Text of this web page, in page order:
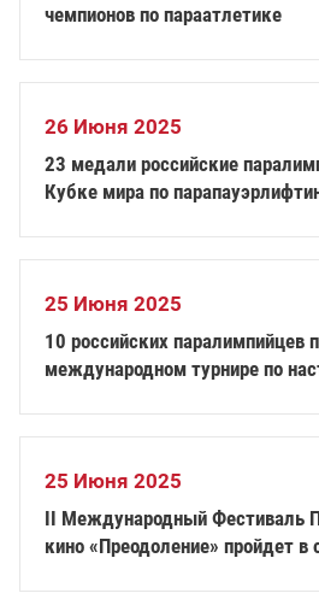
чемпионов по параатлетике
26 Июня 2025
23 медали российские
Кубке мира по
25 Июня 2025
10 российских паралимпийцев
международном турнире по
25 Июня 2025
II Международный Фестиваль
кино «Преодоление» пройдет в